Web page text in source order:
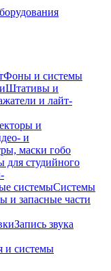
Фоны и системы
Штативы и
и лайт-
и
и
маски гобо
студийного
системыСистемы
и запасные части
Запись звука
и системы